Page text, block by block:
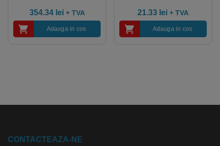
354.34 lei + TVA
Adauga in cos
21.33 lei + TVA
Adauga in cos
CONTACTEAZA-NE